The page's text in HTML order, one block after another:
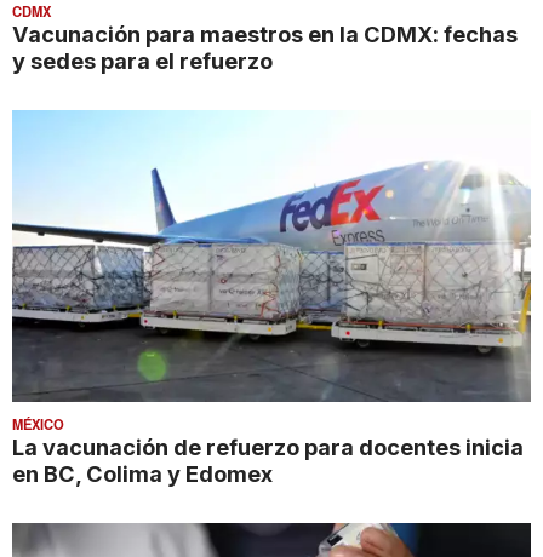
CDMX
Vacunación para maestros en la CDMX: fechas
y sedes para el refuerzo
MÉXICO
La vacunación de refuerzo para docentes inicia
en BC, Colima y Edomex